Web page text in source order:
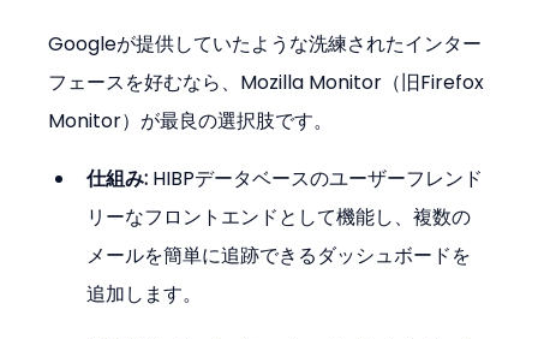
Googleが提供していたような洗練されたインター
フェースを好むなら、Mozilla Monitor（旧Firefox
Monitor）が最良の選択肢です。
仕組み: HIBPデータベースのユーザーフレンド
リーなフロントエンドとして機能し、複数の
メールを簡単に追跡できるダッシュボードを
追加します。